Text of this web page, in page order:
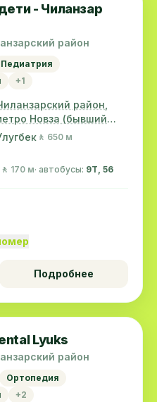
- Чиланзар
район
Педиатрия
+1
район,
Новза (бывший
🚶 650 м
🚶 170 м· автобусы: 9Т, 56
Подробнее
Lyuks
район
Ортопедия
+2